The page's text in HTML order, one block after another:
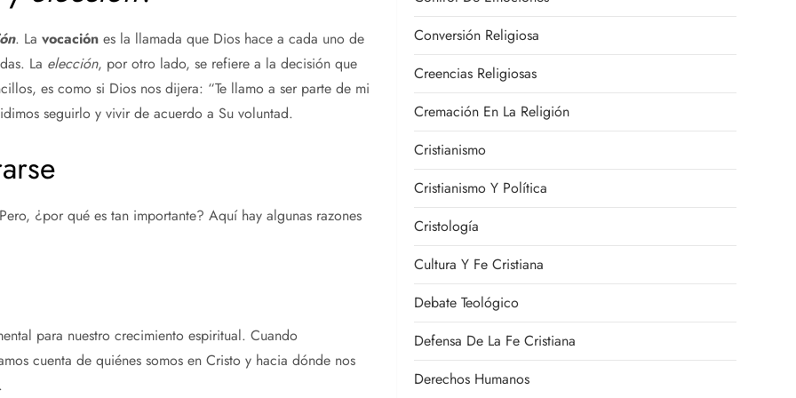
. Lavocación es la llamada que Dios hace a cada uno de
La elección, por otro lado, se refiere a la decisión que
es como si Dios nos dijera: “Te llamo a ser parte de mi
seguirlo y vivir de acuerdo a Su voluntad.
¿por qué es tan importante? Aquí hay algunas razones
para nuestro crecimiento espiritual. Cuando
cuenta de quiénes somos en Cristo y hacia dónde nos
Conversión Religiosa
Creencias Religiosas
Cremación En La Religión
Cristianismo
Cristianismo Y Política
Cristología
Cultura Y Fe Cristiana
Debate Teológico
Defensa De La Fe Cristiana
Derechos Humanos